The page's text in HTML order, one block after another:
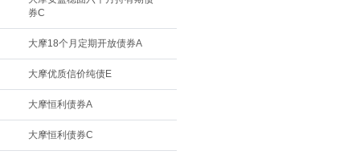
券C
大摩18个月定期开放债券A
大摩优质信价纯债E
大摩恒利债券A
大摩恒利债券C